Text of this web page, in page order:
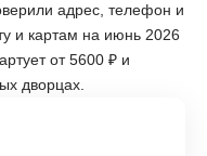
адрес, телефон и
и картам на июнь 2026
от 5600 ₽ и
дворцах.